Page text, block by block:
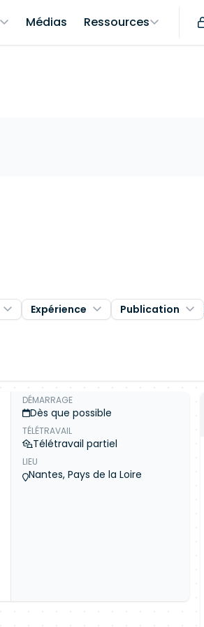
Médias Ressources
Expérience Publication
DÉMARRAGE
Dès que possible
TÉLÉTRAVAIL
Télétravail partiel
LIEU
Nantes, Pays de la Loire